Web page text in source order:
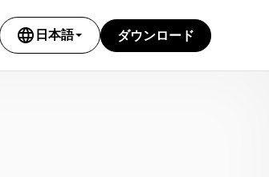
language 日本語 ダウンロード